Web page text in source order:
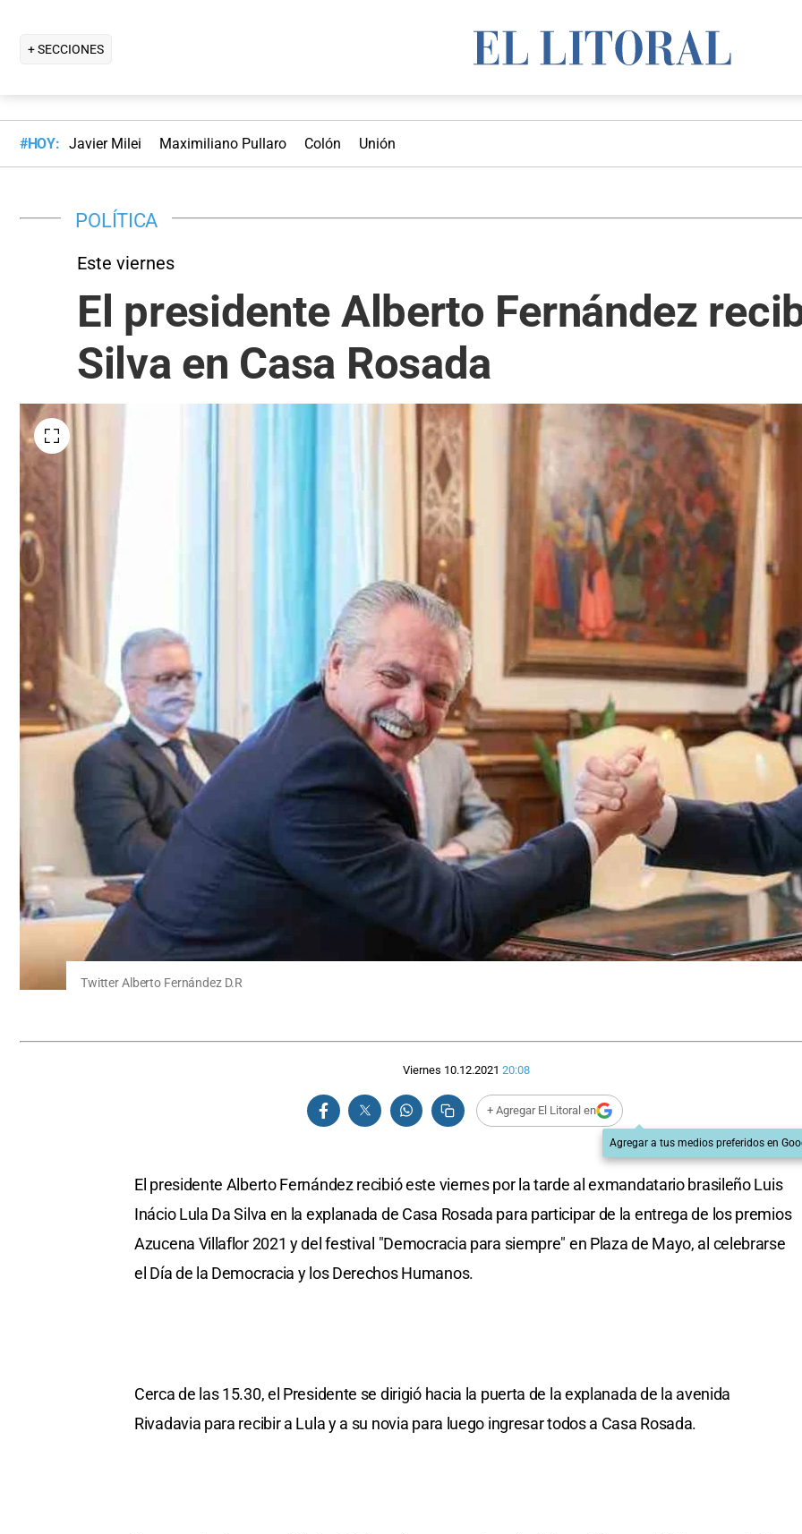
+ SECCIONES
#HOY: Javier Milei Maximiliano Pullaro Colón Unión
POLÍTICA
Este viernes
El presidente Alberto Fernández
Silva en Casa Rosada
Twitter Alberto Fernández D.R
Viernes 10.12.2021 20:08
+ Agregar El Litoral en
Agregar a tus medios preferidos en
El presidente Alberto Fernández recibió este viernes por la tarde al exmandatario brasileño Luis
Inácio Lula Da Silva en la explanada de Casa Rosada para participar de la entrega de los premios
Azucena Villaflor 2021 y del festival "Democracia para siempre" en Plaza de Mayo, al celebrarse
el Día de la Democracia y los Derechos Humanos.
Cerca de las 15.30, el Presidente se dirigió hacia la puerta de la explanada de la avenida
Rivadavia para recibir a Lula y a su novia para luego ingresar todos a Casa Rosada.